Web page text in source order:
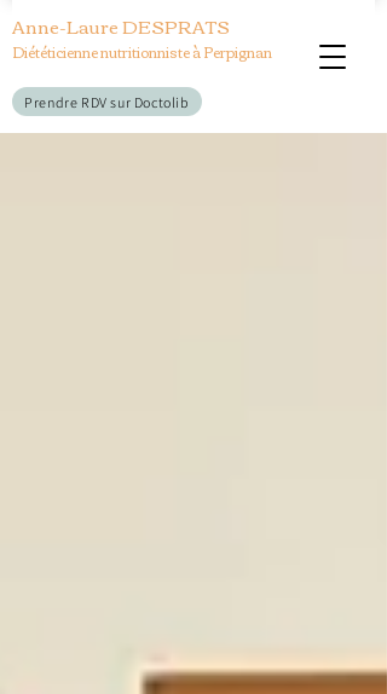
Anne-Laure DESPRATS
Diététicienne nutritionniste à Perpignan
Prendre RDV sur Doctolib